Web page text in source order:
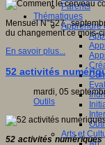
Parents
Thématiques
Apprendre
Arts et
Mensuel N°527,
du changement ce mois-
En savoir plus...
52 activités
mardi, 05
Outils
52 activités numériques